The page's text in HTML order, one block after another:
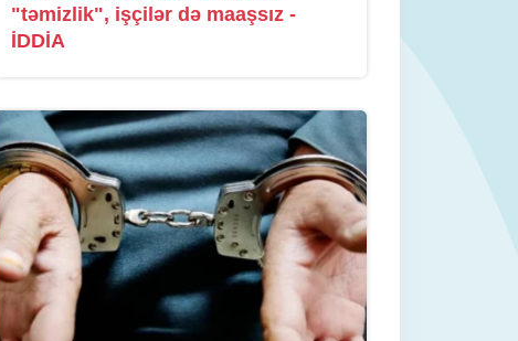
"təmizlik", işçilər də maaşsız -
İDDİA